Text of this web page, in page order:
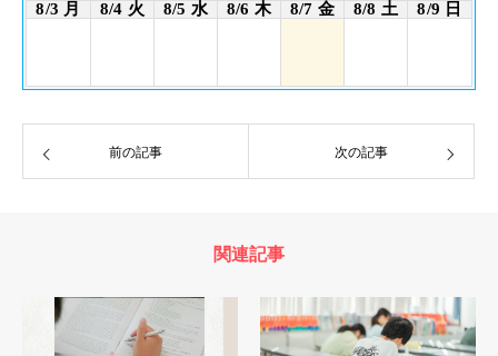
8/3 月 8/4 火 8/5 水 8/6 木 8/7 金 8/8 土 8/9 日
前の記事 次の記事
関連記事